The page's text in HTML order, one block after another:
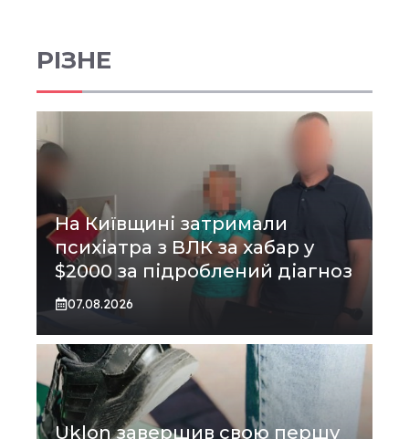
РІЗНЕ
На Київщині затримали
психіатра з ВЛК за хабар у
$2000 за підроблений діагноз
07.08.2026
Uklon завершив свою першу